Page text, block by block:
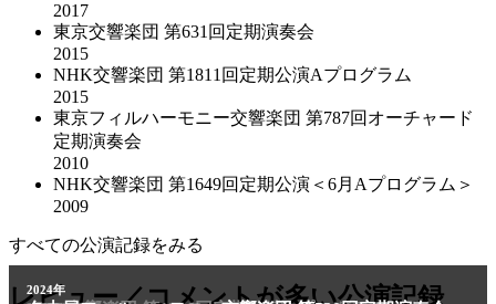
2017
東京交響楽団 第631回定期演奏会
2015
NHK交響楽団 第1811回定期公演Aプログラム
2015
東京フィルハーモニー交響楽団 第787回オーチャード
定期演奏会
2010
NHK交響楽団 第1649回定期公演＜6月Aプログラム＞
2009
すべての公演記録をみる
レビュー／コメントが多い公演記録
2011年
2024年